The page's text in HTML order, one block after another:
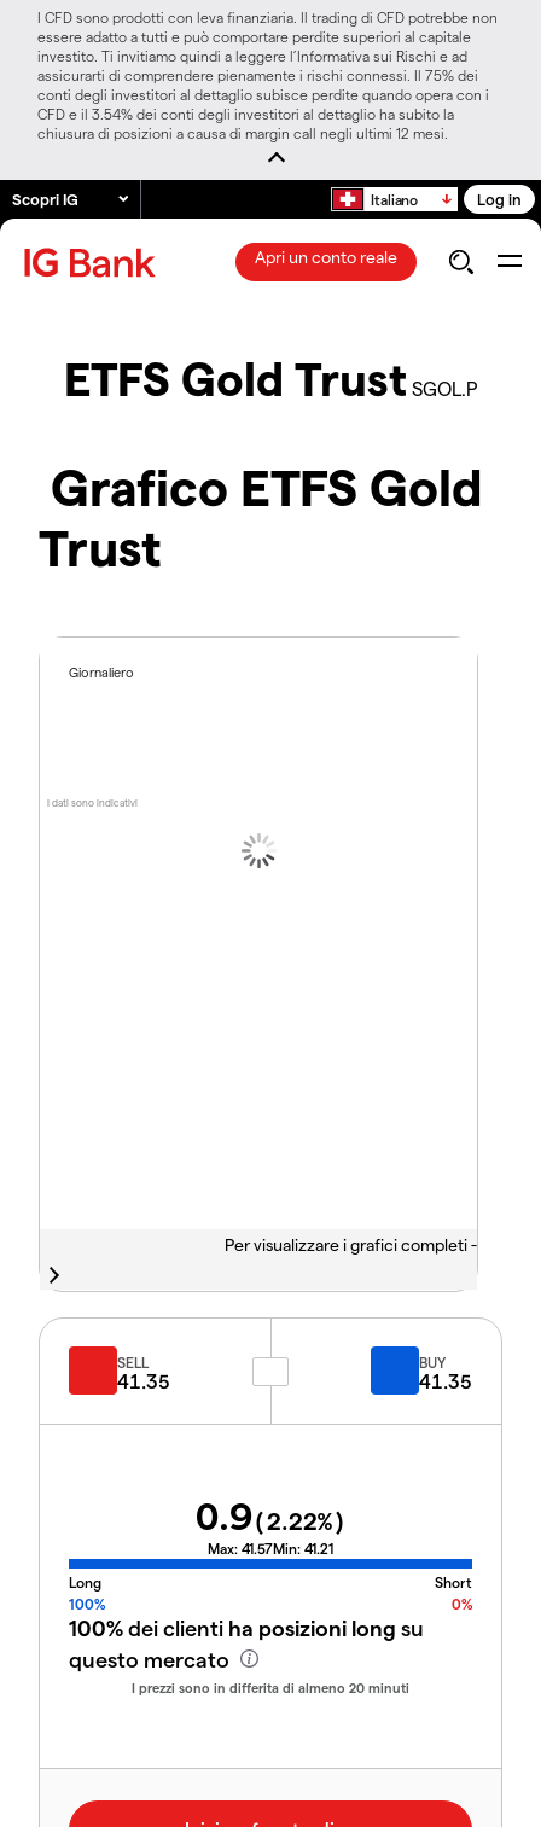
I CFD sono prodotti con leva finanziaria. Il trading di CFD potrebbe non
essere adatto a tutti e può comportare perdite superiori al capitale
investito. Ti invitiamo quindi a leggere l’Informativa sui Rischi e ad
assicurarti di comprendere pienamente i rischi connessi. Il 75% dei
conti degli investitori al dettaglio subisce perdite quando opera con i
CFD e il 3.54% dei conti degli investitori al dettaglio ha subito la
chiusura di posizioni a causa di margin call negli ultimi 12 mesi.
Scopri IG Italiano Log in
Apri un conto reale
ETFS Gold Trust SGOL.P
Grafico ETFS Gold
Trust
I dati sono indicativi
Giornaliero
Per visualizzare i grafici completi -
SELL
41.35
BUY
41.35
0.9(2.22%)
Max: 41.57Min: 41.21
Long
Short
100%
0%
100%dei clienti ha posizioni long su
questo mercato
I prezzi sono in differita di almeno 20 minuti